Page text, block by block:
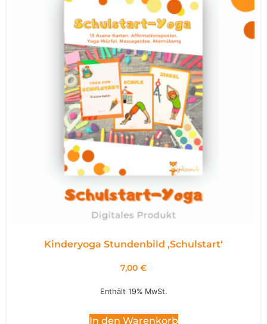
Kinderyoga Stundenbild ,Schulstart‘
7,00 €
Enthält 19% MwSt.
In den Warenkorb